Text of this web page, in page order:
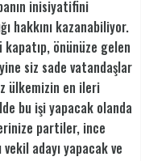
inisiyatifini
hakkını kazanabiliyor.
önünüze gelen
siz sade vatandaşlar
ülkemizin en ileri
bu işi yapacak olanda
partiler, ince
adayı yapacak ve